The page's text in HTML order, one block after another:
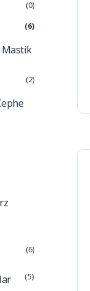
(0)
(6)
Mastik
(2)
(6)
(5)